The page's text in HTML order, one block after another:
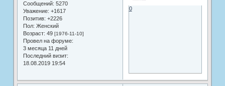
Сообщений: 5270
Уважение: +1617
Позитив: +2226
Пол: Женский
Возраст: 49 [1976-11-10]
Провел на форуме:
3 месяца 11 дней
Последний визит:
18.08.2019 19:54
0